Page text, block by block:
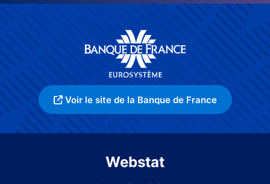
Voir le site de la Banque de France
Webstat